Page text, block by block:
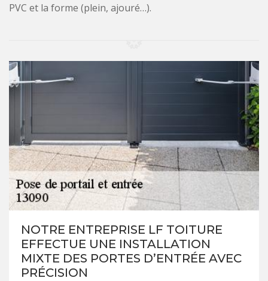
PVC et la forme (plein, ajouré…).
NOTRE ENTREPRISE LF TOITURE
EFFECTUE UNE INSTALLATION
MIXTE DES PORTES D’ENTRÉE AVEC
PRÉCISION